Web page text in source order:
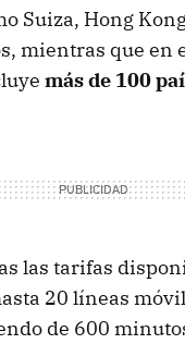
Suiza, Hong
mientras que en
más de 100
las tarifas
20 líneas
de 600